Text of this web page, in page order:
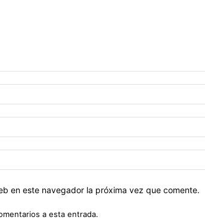
en este navegador la próxima vez que comente.
a esta entrada.